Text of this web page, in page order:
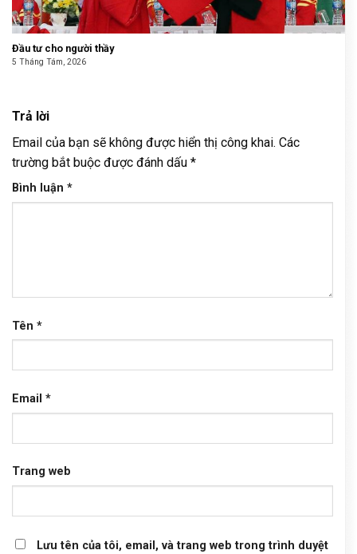
Đầu tư cho người thầy
5 Tháng Tám, 2026
Trả lời
Email của bạn sẽ không được hiển thị công khai. Các
trường bắt buộc được đánh dấu *
Bình luận *
Tên *
Email *
Trang web
Lưu tên của tôi, email, và trang web trong trình duyệt